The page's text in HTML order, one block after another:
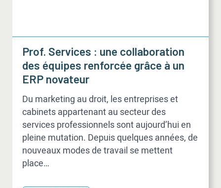
Prof. Services : une collaboration
des équipes renforcée grâce à un
ERP novateur
Du marketing au droit, les entreprises et
cabinets appartenant au secteur des
services professionnels sont aujourd’hui en
pleine mutation. Depuis quelques années, de
nouveaux modes de travail se mettent
place…